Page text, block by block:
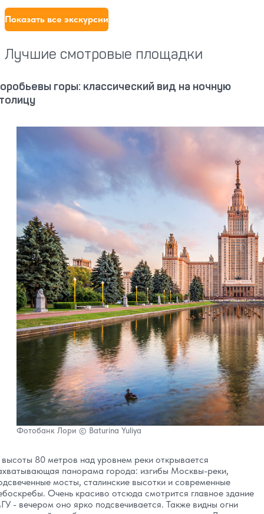
Показать все экскурсии
Лучшие смотровые площадки
горы: классический вид на ночную
Фотобанк Лори © Baturina Yuliya
80 метров над уровнем реки открывается
панорама города: изгибы Москвы-реки,
мосты, сталинские высотки и современные
Очень красиво отсюда смотрится главное здание
- вечером оно ярко подсвечивается. Также видны огни